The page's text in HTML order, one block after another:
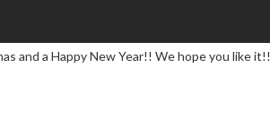
and a Happy New Year!! We hope you like it!!